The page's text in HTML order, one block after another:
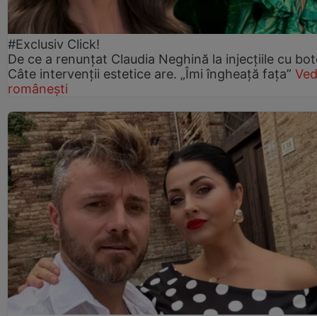
#Exclusiv Click!
De ce a renunțat Claudia Neghină la injecțiile cu
Câte intervenții estetice are. „Îmi îngheață fața”
românești